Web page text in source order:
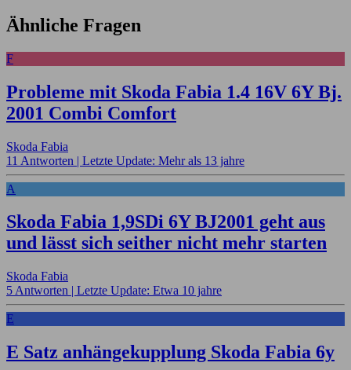
Ähnliche Fragen
F
Probleme mit Skoda Fabia 1.4 16V 6Y Bj.
2001 Combi Comfort
Skoda Fabia
11 Antworten | Letzte Update: Mehr als 13 jahre
A
Skoda Fabia 1,9SDi 6Y BJ2001 geht aus
und lässt sich seither nicht mehr starten
Skoda Fabia
5 Antworten | Letzte Update: Etwa 10 jahre
E
E Satz anhängekupplung Skoda Fabia 6y